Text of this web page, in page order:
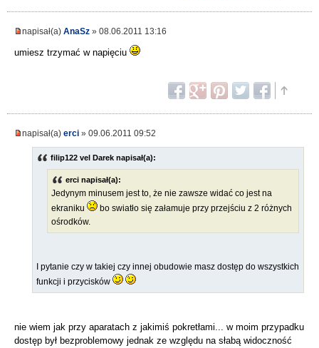
napisał(a) AnaSz » 08.06.2011 13:16
umiesz trzymać w napięciu
napisał(a) erci » 09.06.2011 09:52
filip122 vel Darek napisał(a):
erci napisał(a):
Jedynym minusem jest to, że nie zawsze widać co jest na
ekraniku
bo swiatło się załamuje przy przejściu z 2 różnych
ośrodków.
I pytanie czy w takiej czy innej obudowie masz dostęp do wszystkich
funkcji i przycisków
nie wiem jak przy aparatach z jakimiś pokretłami... w moim przypadku
dostęp był bezproblemowy jednak ze względu na słabą widoczność